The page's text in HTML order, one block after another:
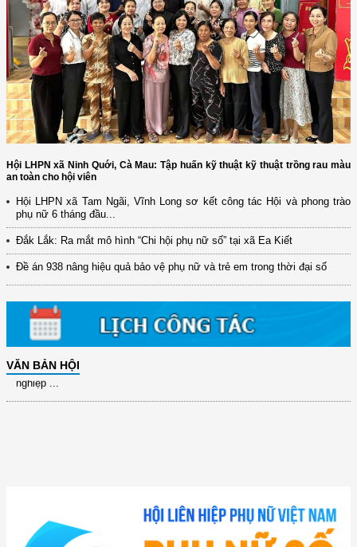
Hội LHPN xã Ninh Quới, Cà Mau: Tập huấn kỹ thuật kỹ thuật trồng rau màu
an toàn cho hội viên
Hội LHPN xã Tam Ngãi, Vĩnh Long sơ kết công tác Hội và phong trào
phụ nữ 6 tháng đầu...
Đắk Lắk: Ra mắt mô hình “Chi hội phụ nữ số” tại xã Ea Kiết
Đề án 938 nâng hiệu quả bảo vệ phụ nữ và trẻ em trong thời đại số
VĂN BẢN HỘI
(12/TB-HĐKH) V/v đăng ký, đề xuất nhiệm vụ Khoa học, công nghệ và
đổi mới ...
(898/KH/ĐCT) Kế hoạch thực hiện Quyết định số 2415/QĐ-TTg ngày
31/10/2025 ...
(417/QĐ-BNNMT) Quyết định phê duyệt Chương trình mục tiêu quốc gia
(891/KH-ĐCT) Kế hoạch thực hiện Nghị quyết số 72-NQ/TW ngày
9/9/2025 của Bộ ...
(2415/QĐ-TTg) Quyết định về việc phê duyệt Đề án Hỗ trợ Phụ nữ khởi
nghiệp ...